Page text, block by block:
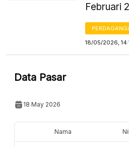
Februari
18/05/2026,
Data Pasar
18 May 2026
Nama